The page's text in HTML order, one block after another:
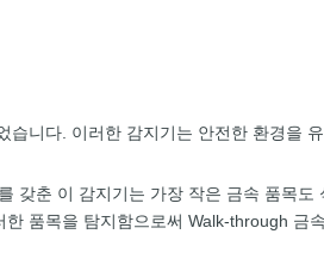
니다. 이러한 감지기는 안전한 환경을
갖춘 이 감지기는 가장 작은 금속 품목도
품목을 탐지함으로써 Walk-through 금